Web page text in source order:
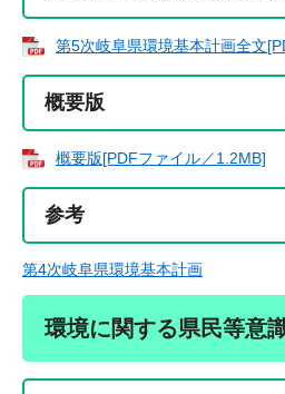
第5次岐阜県環境基本計画全文
概要版
概要版[PDFファイル／1.2MB]
参考
第4次岐阜県環境基本計画
環境に関する県民等意